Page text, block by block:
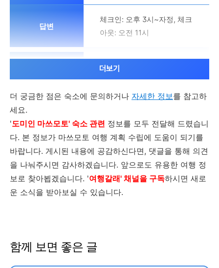
체크인: 오후 3시~자정, 체크
아웃: 오전 11시
조식은 어떻게 이용?
뷔페식, 유료
주차 가능한가요?
더보기
더 궁금한 점은 숙소에 문의하거나 자세한 정보를 참고하
세요.
'도미인 마쓰모토' 숙소 관련 정보를 모두 전달해 드렸습니
다. 본 정보가 마쓰모토 여행 계획 수립에 도움이 되기를
바랍니다. 게시된 내용에 공감하신다면, 댓글을 통해 의견
을 나눠주시면 감사하겠습니다. 앞으로도 유용한 여행 정
보로 찾아뵙겠습니다. '여행갈래' 채널을 구독하시면 새로
운 소식을 받아보실 수 있습니다.
함께 보면 좋은 글